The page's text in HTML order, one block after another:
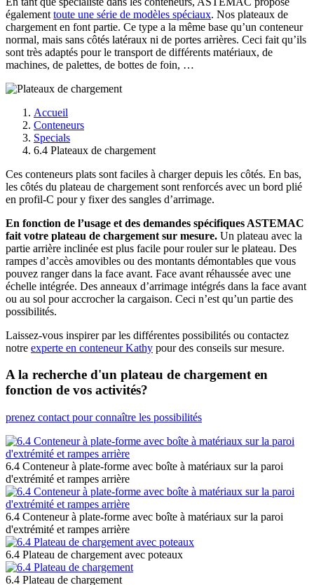
également toute une série de modèles spéciaux. Nos plateaux de
chargement en font partie. Ce type a la même base qu’un conteneur
normal, mais sans côtés latéraux ni de portes arrières. Ceci fait qu’ils
sont très adaptés pour le transport de différents matériaux, de
machines, de palettes, de bottes de foin, …
Accueil
Conteneurs
Specials
6.4 Plateaux de chargement
Ces conteneurs plats sont faciles à charger depuis les côtés. En bas,
les côtés du plateau de chargement sont renforcés avec un bord plié
en profil-C pour y fixer des sangles d’arrimage.
En fonction de l’usage et des demandes spécifiques ASTEMAC
fait votre plateau de chargement sur mesure. Un plateau avec la
partie arrière inclinée est plus facile pour rouler sur le plateau. Des
rampes d’accès amovibles ou des montants démontables que vous
pouvez ranger dans la face avant. Face avant réhaussée avec une
échelle intégrée. Des anneaux d’arrimage intégrés dans la face avant
ou au sol pour accrocher la cargaison. Ceci n’est qu’un partie des
possibilités.
Laissez-vous inspirer par les différentes possibilités ou contactez
notre experte en conteneur Kathy pour des conseils sur mesure.
A la recherche d'un plateau de chargement en
fonction de vos activités?
prenez contact pour connaître les possibilités
6.4 Conteneur à plate-forme avec boîte à matériaux sur la paroi
d'extrémité et rampes arrière
6.4 Conteneur à plate-forme avec boîte à matériaux sur la paroi
d'extrémité et rampes arrière
6.4 Plateau de chargement avec poteaux
6.4 Plateau de chargement